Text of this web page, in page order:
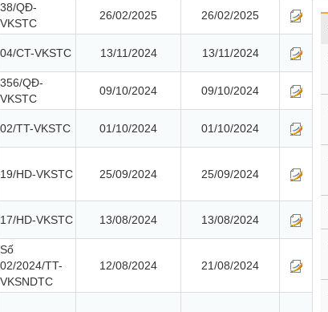
38/QĐ-
VKSTC
26/02/2025 26/02/2025
04/CT-VKSTC 13/11/2024 13/11/2024
356/QĐ-
VKSTC
09/10/2024 09/10/2024
02/TT-VKSTC 01/10/2024 01/10/2024
19/HD-VKSTC 25/09/2024 25/09/2024
17/HD-VKSTC 13/08/2024 13/08/2024
Số
02/2024/TT-
VKSNDTC
12/08/2024 21/08/2024